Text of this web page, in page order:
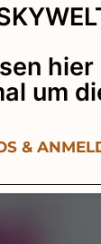
hier
um
&